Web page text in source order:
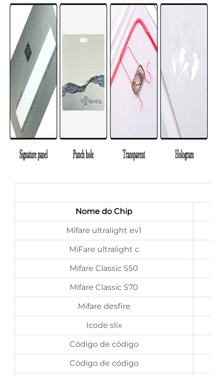
Nome do Chip
Mifare ultralight ev1
MiFare ultralight c
Mifare Classic S50
Mifare Classic S70
Mifare desfire
Icode slix
Código de código
Código de código